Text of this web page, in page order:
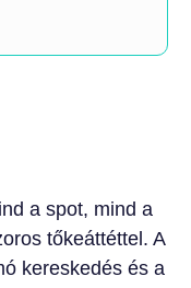
a spot, mind a
tőkeáttéttel. A
kereskedés és a